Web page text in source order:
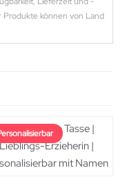
Produkte können von Land